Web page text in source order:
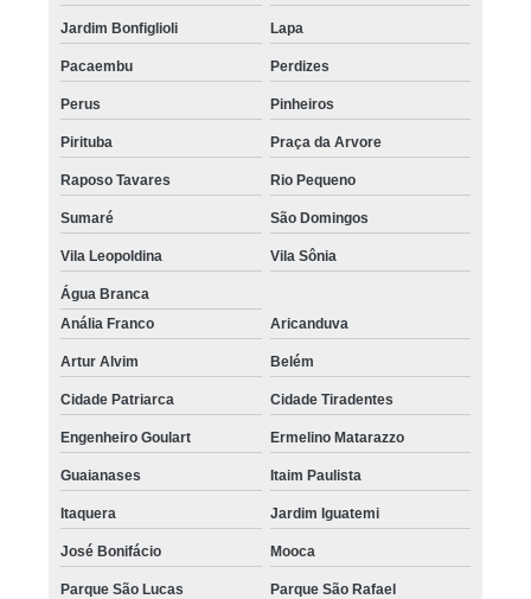
Jardim Bonfiglioli Lapa
Pacaembu Perdizes
Perus Pinheiros
Pirituba Praça da Arvore
Raposo Tavares Rio Pequeno
Sumaré São Domingos
Vila Leopoldina Vila Sônia
Água Branca
Anália Franco
Aricanduva
Artur Alvim Belém
Cidade Patriarca Cidade Tiradentes
Engenheiro Goulart Ermelino Matarazzo
Guaianases Itaim Paulista
Itaquera Jardim Iguatemi
José Bonifácio Mooca
Parque São Lucas Parque São Rafael